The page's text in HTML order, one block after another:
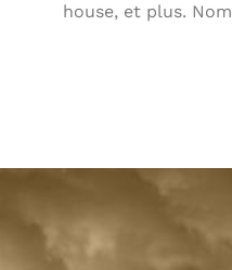
house, et plus.